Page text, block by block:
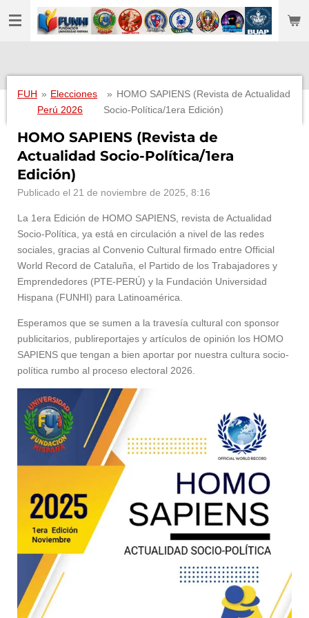
Ir
al
FUH » Elecciones
Perú 2026
» HOMO SAPIENS (Revista de Actualidad
Socio-Política/1era Edición)
HOMO SAPIENS (Revista de
Actualidad Socio-Política/1era
Edición)
Publicado el 21 de noviembre de 2025, 8:16
La 1era Edición de HOMO SAPIENS, revista de Actualidad
Socio-Política, ya está en circulación a nivel de las redes
sociales, gracias al Convenio Cultural firmado entre Official
World Record de Cataluña, el Partido de los Trabajadores y
Emprendedores (PTE-PERÚ) y la Fundación Universidad
Hispana (FUNHI) para Latinoamérica.
Esperamos que se sumen a la travesía cultural con sponsor
publicitarios, publireportajes y artículos de opinión los HOMO
SAPIENS que tengan a bien aportar por nuestra cultura socio-
política rumbo al proceso electoral 2026.